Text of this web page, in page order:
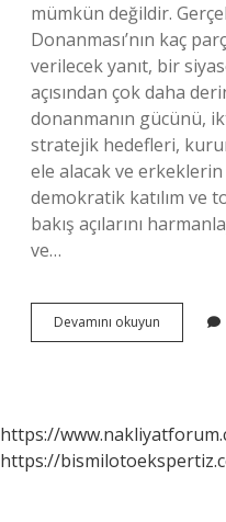
mümkün değildir.
Donanması’nın kaç
verilecek yanıt, bir
açısından çok daha
donanmanın gücünü,
stratejik hedefleri,
ele alacak ve erkeklerin
demokratik katılım ve
bakış açılarını
ve…
Devamını okuyun
donanması
https://
https://